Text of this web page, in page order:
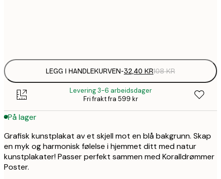
LEGG I HANDLEKURVEN-32,40 KR108 KR
Levering 3-6 arbeidsdager
Fri frakt fra 599 kr
På lager
Grafisk kunstplakat av et skjell mot en blå bakgrunn. Skap
en myk og harmonisk følelse i hjemmet ditt med natur
kunstplakater! Passer perfekt sammen med Koralldrømmer
Poster.